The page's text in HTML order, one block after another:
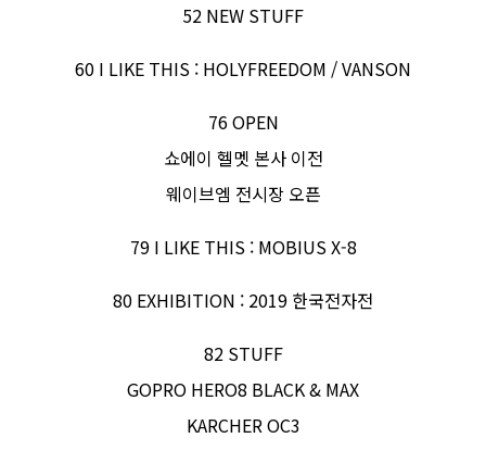
52 NEW STUFF
60 I LIKE THIS : HOLYFREEDOM / VANSON
76 OPEN
쇼에이 헬멧 본사 이전
웨이브엠 전시장 오픈
79 I LIKE THIS : MOBIUS X-8
80 EXHIBITION : 2019 한국전자전
82 STUFF
GOPRO HERO8 BLACK & MAX
KARCHER OC3